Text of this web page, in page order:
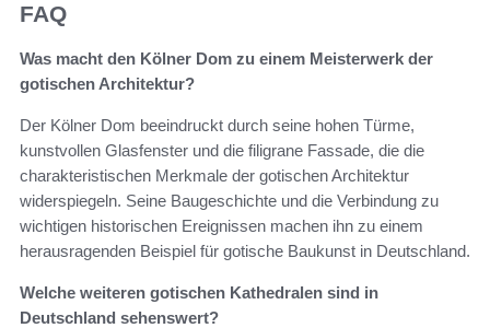
FAQ
Was macht den Kölner Dom zu einem Meisterwerk der
gotischen Architektur?
Der Kölner Dom beeindruckt durch seine hohen Türme,
kunstvollen Glasfenster und die filigrane Fassade, die die
charakteristischen Merkmale der gotischen Architektur
widerspiegeln. Seine Baugeschichte und die Verbindung zu
wichtigen historischen Ereignissen machen ihn zu einem
herausragenden Beispiel für gotische Baukunst in Deutschland.
Welche weiteren gotischen Kathedralen sind in
Deutschland sehenswert?